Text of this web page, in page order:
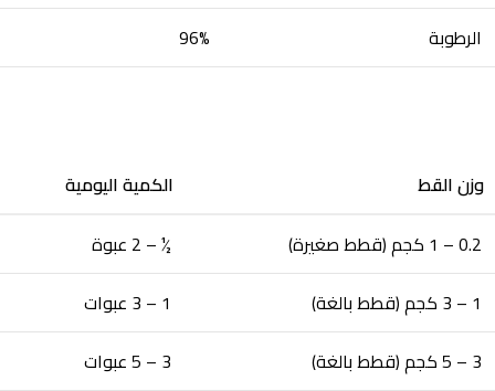
الرطوبة
96%
وزن القط
الكمية اليومية
0.2 – 1 كجم (قطط صغيرة)
½ – 2 عبوة
1 – 3 كجم (قطط بالغة)
1 – 3 عبوات
3 – 5 كجم (قطط بالغة)
3 – 5 عبوات